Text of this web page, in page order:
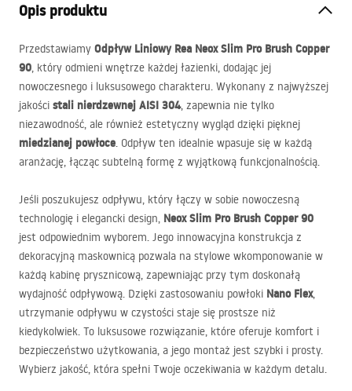
Opis produktu
Przedstawiamy Odpływ Liniowy Rea Neox Slim Pro Brush Copper
90, który odmieni wnętrze każdej łazienki, dodając jej
nowoczesnego i luksusowego charakteru. Wykonany z najwyższej
jakości stali nierdzewnej AISI 304, zapewnia nie tylko
niezawodność, ale również estetyczny wygląd dzięki pięknej
miedzianej powłoce. Odpływ ten idealnie wpasuje się w każdą
aranżację, łącząc subtelną formę z wyjątkową funkcjonalnością.
Jeśli poszukujesz odpływu, który łączy w sobie nowoczesną
technologię i elegancki design, Neox Slim Pro Brush Copper 90
jest odpowiednim wyborem. Jego innowacyjna konstrukcja z
dekoracyjną maskownicą pozwala na stylowe wkomponowanie w
każdą kabinę prysznicową, zapewniając przy tym doskonałą
wydajność odpływową. Dzięki zastosowaniu powłoki Nano Flex,
utrzymanie odpływu w czystości staje się prostsze niż
kiedykolwiek. To luksusowe rozwiązanie, które oferuje komfort i
bezpieczeństwo użytkowania, a jego montaż jest szybki i prosty.
Wybierz jakość, która spełni Twoje oczekiwania w każdym detalu.